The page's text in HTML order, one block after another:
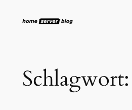
Inhalt
Schlagwort: